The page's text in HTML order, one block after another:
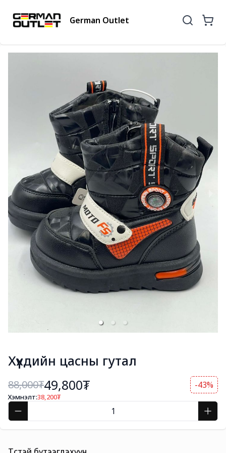
German Outlet
Хүүхдийн цасны гутал
88,000₮49,800₮ -43%
Хэмнэлт:38,200₮